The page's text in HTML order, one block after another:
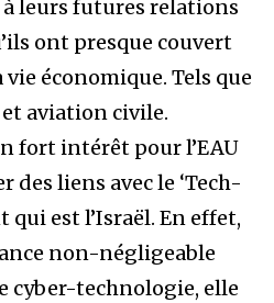
leurs futures relations
ont presque couvert
économique. Tels que
aviation civile.
fort intérêt pour l’EAU
des liens avec le ‘Tech-
qui est l’Israël. En effet,
non-négligeable
cyber-technologie, elle